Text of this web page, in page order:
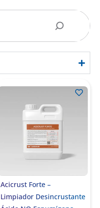
Acicrust Forte –
Limpiador Desincrustante